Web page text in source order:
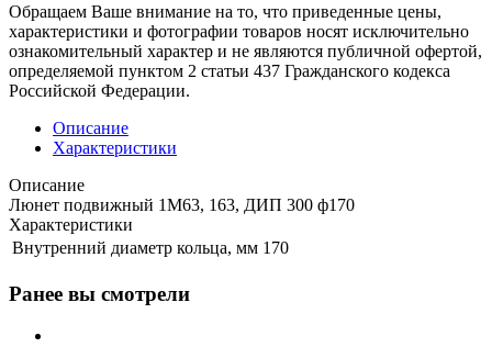
Обращаем Ваше внимание на то, что приведенные цены,
характеристики и фотографии товаров носят исключительно
ознакомительный характер и не являются публичной офертой,
определяемой пунктом 2 статьи 437 Гражданского кодекса
Российской Федерации.
Описание
Характеристики
Описание
Люнет подвижный 1М63, 163, ДИП 300 ф170
Характеристики
Внутренний диаметр кольца, мм 170
Ранее вы смотрели